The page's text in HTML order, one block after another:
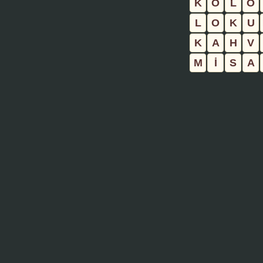
K
O L O
L
O K U
K
A H V
M
İ S A